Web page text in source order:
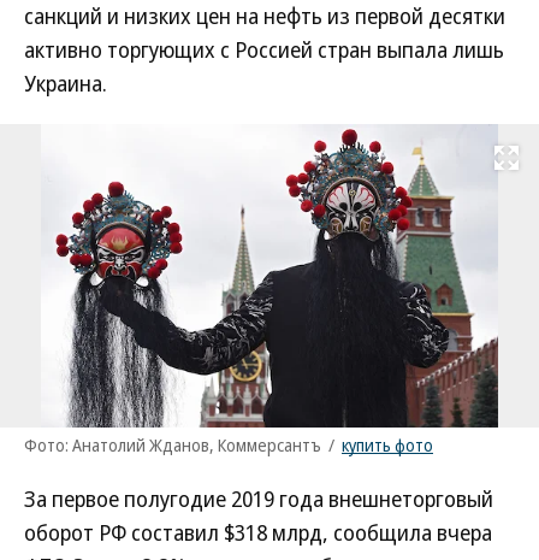
санкций и низких цен на нефть из первой десятки
активно торгующих с Россией стран выпала лишь
Украина.
Развернуть
Фото: Анатолий Жданов, Коммерсантъ / купить фото
За первое полугодие 2019 года внешнеторговый
оборот РФ составил $318 млрд, сообщила вчера